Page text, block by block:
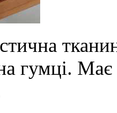
гумці.